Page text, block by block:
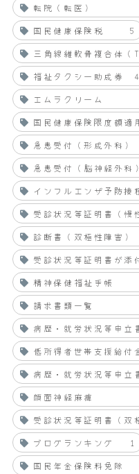
転院（転医）
国民健康保険税
5
三角線維軟骨複合体（
福祉タクシー助成券
4
エムラクリーム
国民健康保険限度額適
急患受付（形成外科）
急患受付（脳神経外科）
インフルエンザ予防接
受診状況等証明書（慢
診断書（双極性障害）
受診状況等証明書が添
精神保健福祉手帳
請求書類一覧
病歴・就労状況等申立
低所得者世帯支援給付
病歴・就労状況等申立
顔面神経麻痺
受診状況等証明書（双
ブログランキング
1
国民年金保険料免除